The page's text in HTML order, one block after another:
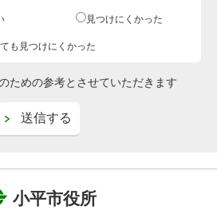
見つけにくかった
も見つけにくかった
ための参考とさせていただきます
小平市役所